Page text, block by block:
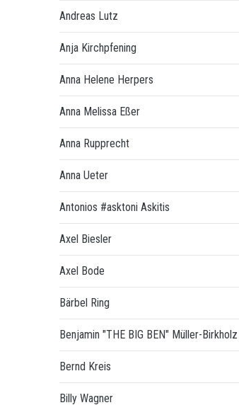
Andreas Lutz
Anja Kirchpfening
Anna Helene Herpers
Anna Melissa Eßer
Anna Rupprecht
Anna Ueter
Antonios #asktoni Askitis
Axel Biesler
Axel Bode
Bärbel Ring
Benjamin "THE BIG BEN" Müller-Birkholz
Bernd Kreis
Billy Wagner